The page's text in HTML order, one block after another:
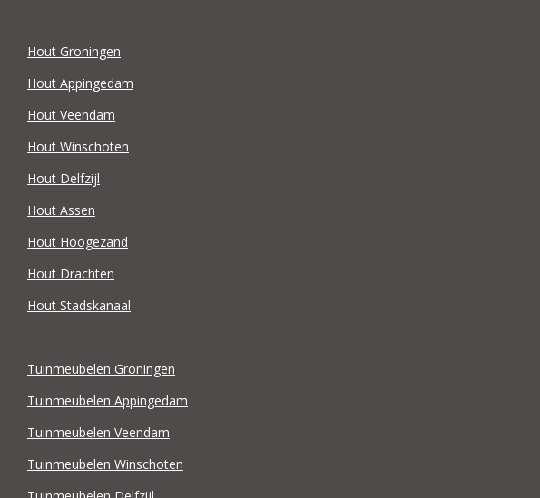
Hout Groningen
Hout Appingedam
Hout Veendam
Hout Winschoten
Hout Delfzijl
Hout Assen
Hout Hoogezand
Hout Drachten
Hout Stadskanaal
Tuinmeubelen Groningen
Tuinmeubelen Appingedam
Tuinmeubelen Veendam
Tuinmeubelen Winschoten